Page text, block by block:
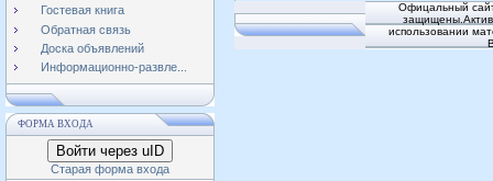
Гостевая книга
Обратная связь
Доска объявлений
Информационно-развле...
ФОРМА ВХОДА
Войти через uID
Старая форма входа
Офицальный
использовании